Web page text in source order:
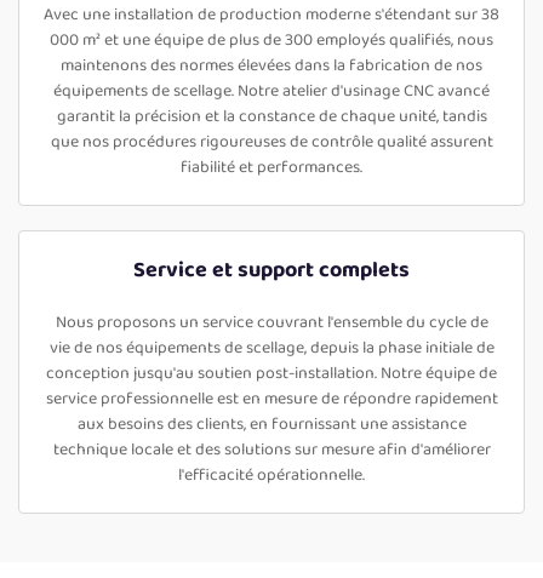
Avec une installation de production moderne s'étendant sur 38
000 m² et une équipe de plus de 300 employés qualifiés, nous
maintenons des normes élevées dans la fabrication de nos
équipements de scellage. Notre atelier d'usinage CNC avancé
garantit la précision et la constance de chaque unité, tandis
que nos procédures rigoureuses de contrôle qualité assurent
fiabilité et performances.
Service et support complets
Nous proposons un service couvrant l'ensemble du cycle de
vie de nos équipements de scellage, depuis la phase initiale de
conception jusqu'au soutien post-installation. Notre équipe de
service professionnelle est en mesure de répondre rapidement
aux besoins des clients, en fournissant une assistance
technique locale et des solutions sur mesure afin d'améliorer
l'efficacité opérationnelle.